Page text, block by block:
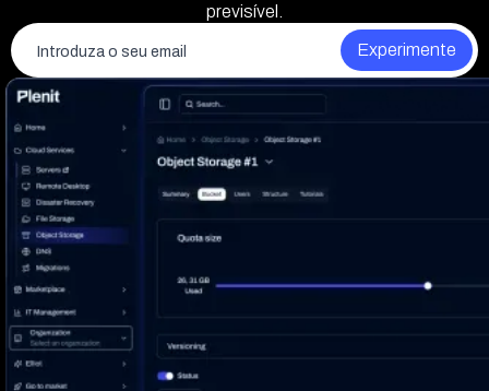
Aceder
previsível.